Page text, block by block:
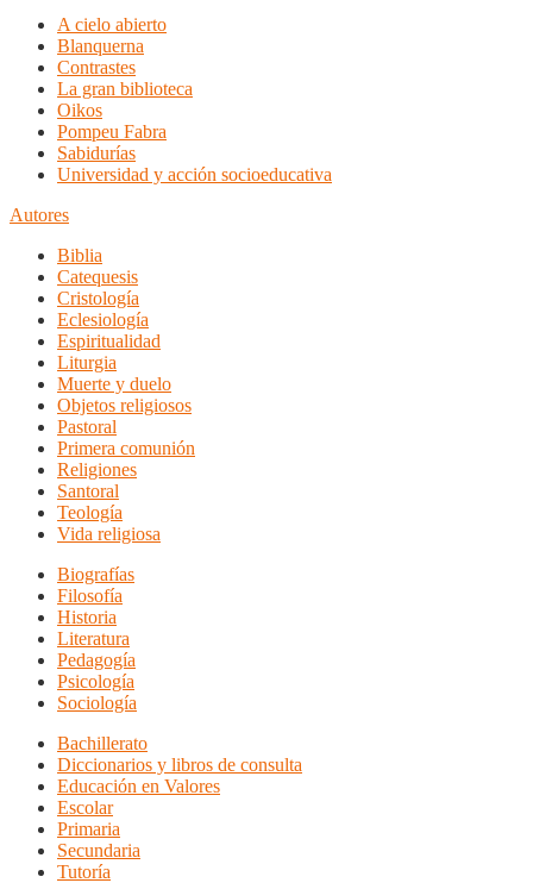
A cielo abierto
Blanquerna
Contrastes
La gran biblioteca
Oikos
Pompeu Fabra
Sabidurías
Universidad y acción socioeducativa
Autores
Biblia
Catequesis
Cristología
Eclesiología
Espiritualidad
Liturgia
Muerte y duelo
Objetos religiosos
Pastoral
Primera comunión
Religiones
Santoral
Teología
Vida religiosa
Biografías
Filosofía
Historia
Literatura
Pedagogía
Psicología
Sociología
Bachillerato
Diccionarios y libros de consulta
Educación en Valores
Escolar
Primaria
Secundaria
Tutoría